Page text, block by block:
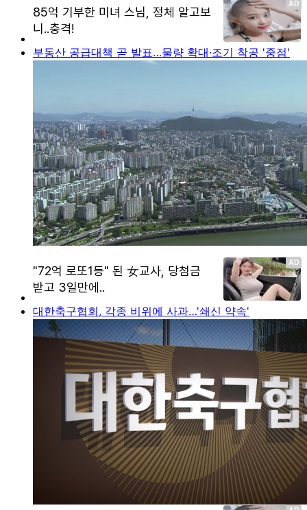
부동산 공급대책 곧 발표…물량 확대·조기 착공 '중점'
대한축구협회, 각종 비위에 사과…'쇄신 약속'